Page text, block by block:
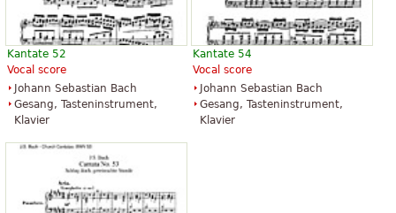
Kantate 52
Vocal score
Johann Sebastian Bach
Gesang, Tasteninstrument,
Klavier
Kantate 54
Vocal score
Johann Sebastian Bach
Gesang, Tasteninstrument,
Klavier